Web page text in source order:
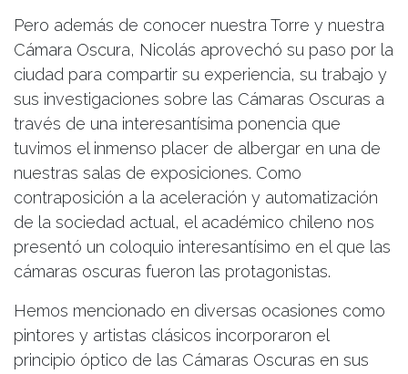
Pero además de conocer nuestra Torre y nuestra
Cámara Oscura, Nicolás aprovechó su paso por la
ciudad para compartir su experiencia, su trabajo y
sus investigaciones sobre las Cámaras Oscuras a
través de una interesantísima ponencia que
tuvimos el inmenso placer de albergar en una de
nuestras salas de exposiciones. Como
contraposición a la aceleración y automatización
de la sociedad actual, el académico chileno nos
presentó un coloquio interesantísimo en el que las
cámaras oscuras fueron las protagonistas.
Hemos mencionado en diversas ocasiones como
pintores y artistas clásicos incorporaron el
principio óptico de las Cámaras Oscuras en sus